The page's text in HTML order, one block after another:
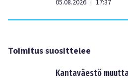
05.08.2026 | 17:37
Toimitus suosittelee
Kantaväestö